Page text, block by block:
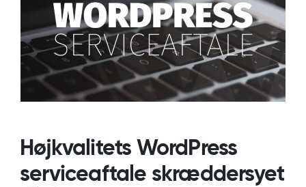
Højkvalitets WordPress
serviceaftale skræddersyet